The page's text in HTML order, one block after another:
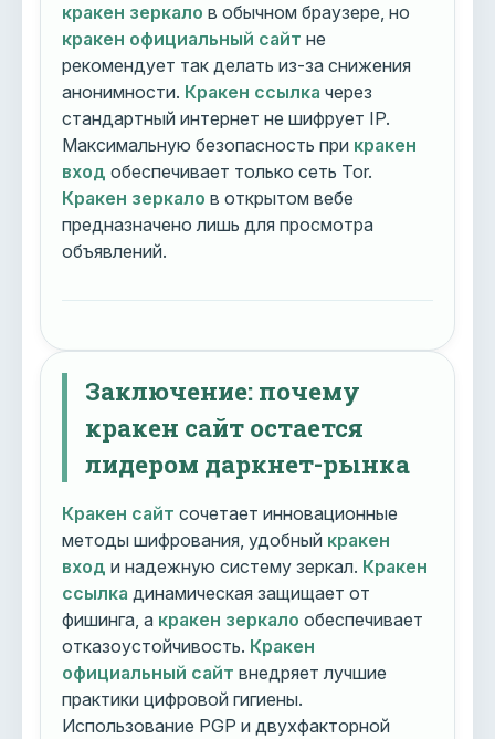
кракен зеркало в обычном браузере, но
кракен официальный сайт не
рекомендует так делать из-за снижения
анонимности. Кракен ссылка через
стандартный интернет не шифрует IP.
Максимальную безопасность при кракен
вход обеспечивает только сеть Tor.
Кракен зеркало в открытом вебе
предназначено лишь для просмотра
объявлений.
Заключение: почему
кракен сайт остается
лидером даркнет-рынка
Кракен сайт сочетает инновационные
методы шифрования, удобный кракен
вход и надежную систему зеркал. Кракен
ссылка динамическая защищает от
фишинга, а кракен зеркало обеспечивает
отказоустойчивость. Кракен
официальный сайт внедряет лучшие
практики цифровой гигиены.
Использование PGP и двухфакторной